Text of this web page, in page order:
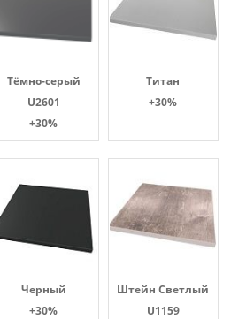
Тёмно-серый
U2601
+30%
Титан
+30%
Черный
+30%
Штейн Светлый
U1159